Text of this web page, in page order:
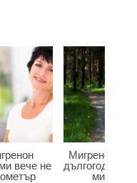
вече не
Мигренон
мигрена